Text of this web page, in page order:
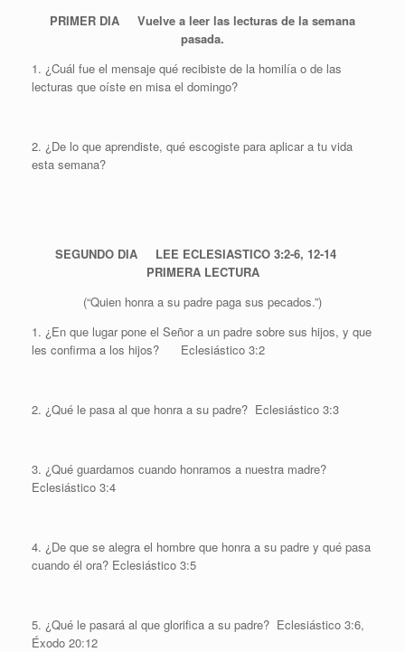
PRIMER DIA Vuelve a leer las lecturas de la semana
pasada.
1. ¿Cuál fue el mensaje qué recibiste de la homilía o de las
lecturas que oíste en misa el domingo?
2. ¿De lo que aprendiste, qué escogiste para aplicar a tu vida
esta semana?
SEGUNDO DIA LEE ECLESIASTICO 3:2-6, 12-14
PRIMERA LECTURA
(“Quien honra a su padre paga sus pecados.”)
1. ¿En que lugar pone el Señor a un padre sobre sus hijos, y que
les confirma a los hijos? Eclesiástico 3:2
2. ¿Qué le pasa al que honra a su padre? Eclesiástico 3:3
3. ¿Qué guardamos cuando honramos a nuestra madre?
Eclesiástico 3:4
4. ¿De que se alegra el hombre que honra a su padre y qué pasa
cuando él ora? Eclesiástico 3:5
5. ¿Qué le pasará al que glorifica a su padre? Eclesiástico 3:6,
Éxodo 20:12